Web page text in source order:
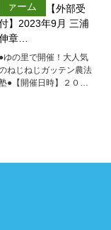
ァーム
【外部受
】2023年9月 三浦
章…
●ゆの里で開催！大人気
ねじねじガッテン農法
●【開催日時】２０…